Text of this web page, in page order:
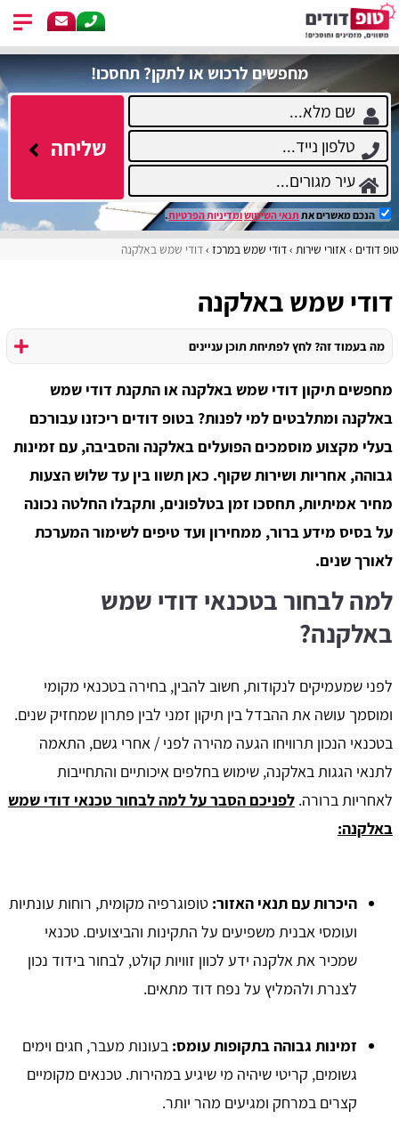
מחפשים לרכוש או לתקן? תחסכו!
שליחה
הנכם מאשרים את תנאי השימושומדיניות הפרטיות.
טופ דודים אזורי שירות דודי שמש במרכז דודי שמש באלקנה
דודי שמש באלקנה
מה בעמוד זה? לחץ לפתיחת תוכן עניינים
מחפשים תיקון דודי שמש באלקנה או התקנת דודי שמש
באלקנה ומתלבטים למי לפנות? בטופ דודים ריכזנו עבורכם
בעלי מקצוע מוסמכים הפועלים באלקנה והסביבה, עם זמינות
גבוהה, אחריות ושירות שקוף. כאן תשוו בין עד שלוש הצעות
מחיר אמיתיות, תחסכו זמן בטלפונים, ותקבלו החלטה נכונה
על בסיס מידע ברור, ממחירון ועד טיפים לשימור המערכת
לאורך שנים.
למה לבחור בטכנאי דודי שמש
באלקנה?
לפני שמעמיקים לנקודות, חשוב להבין, בחירה בטכנאי מקומי
ומוסמך עושה את ההבדל בין תיקון זמני לבין פתרון שמחזיק שנים.
בטכנאי הנכון תרוויחו הגעה מהירה לפני / אחרי גשם, התאמה
לתנאי הגגות באלקנה, שימוש בחלפים איכותיים והתחייבות
לאחריות ברורה. לפניכם הסבר על למה לבחור טכנאי דודי שמש
באלקנה:
היכרות עם תנאי האזור: טופוגרפיה מקומית, רוחות עונתיות
ועומסי אבנית משפיעים על התקינות והביצועים. טכנאי
שמכיר את אלקנה ידע לכוון זוויות קולט, לבחור בידוד נכון
לצנרת ולהמליץ על נפח דוד מתאים.
זמינות גבוהה בתקופות עומס: בעונות מעבר, חגים וימים
גשומים, קריטי שיהיה מי שיגיע במהירות. טכנאים מקומיים
קצרים במרחק ומגיעים מהר יותר.